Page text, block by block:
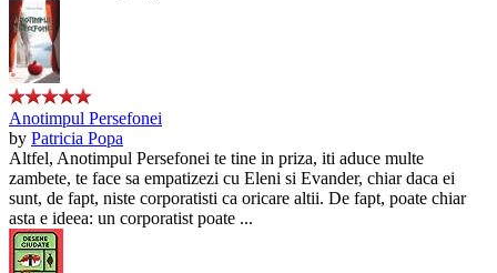
Anotimpul Persefonei
by Patricia Popa
Altfel, Anotimpul Persefonei te tine in priza, iti aduce multe
zambete, te face sa empatizezi cu Eleni si Evander, chiar daca ei
sunt, de fapt, niste corporatisti ca oricare altii. De fapt, poate chiar
asta e ideea: un corporatist poate ...